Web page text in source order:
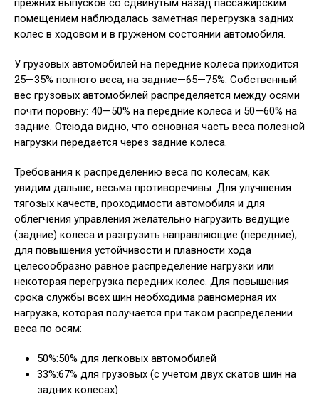
прежних выпусков со сдвинутым назад пассажирским
помещением наблюдалась заметная перегрузка задних
колес в ходовом и в груженом состоянии автомобиля.
У грузовых автомобилей на передние колеса приходится
25—35% полного веса, на задние—65—75%. Собственный
вес грузовых автомобилей распределяется между осями
почти поровну: 40—50% на передние колеса и 50—60% на
задние. Отсюда видно, что основная часть веса полезной
нагрузки передается через задние колеса.
Требования к распределению веса по колесам, как
увидим дальше, весьма противоречивы. Для улучшения
тягозых качеств, проходимости автомобиля и для
облегчения управления желательно нагрузить ведущие
(задние) колеса и разгрузить направляющие (передние);
для повышения устойчивости и плавности хода
целесообразно равное распределение нагрузки или
некоторая перегрузка передних колес. Для повышения
срока службы всех шин необходима равномерная их
нагрузка, которая получается при таком распределении
веса по осям:
50%:50% для легковых автомобилей
33%:67% для грузовых (с учетом двух скатов шин на
задних колесах)